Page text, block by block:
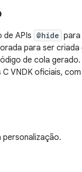
de APIs @hide
para ser criada
de cola
VNDK oficiais,